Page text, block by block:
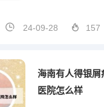
级医院慢性病起
高支付限额以下
24-09-28 157
海南有人得银屑
医院怎么样